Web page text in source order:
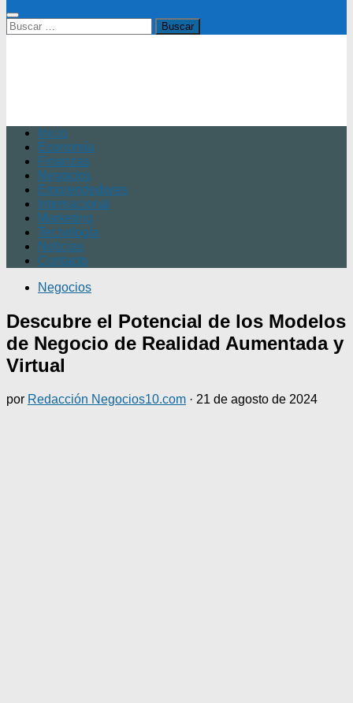
Buscar:
Inicio
Economía
Finanzas
Negocios
Emprendedores
Internacional
Marketing
Tecnología
Noticias
Contacto
Negocios
Descubre el Potencial de los Modelos
de Negocio de Realidad Aumentada y
Virtual
por Redacción Negocios10.com · 21 de agosto de 2024